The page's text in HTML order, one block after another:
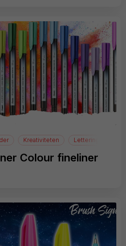
Kreativiteten Lettering
Colour fineliner